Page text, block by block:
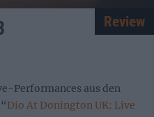
Review
Performances aus den
Dio At Donington UK: Live